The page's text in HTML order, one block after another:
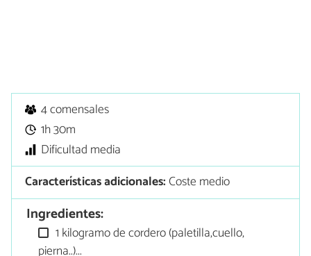
4 comensales
1h 30m
Dificultad media
Características adicionales:Coste medio
Ingredientes:
1 kilogramo de cordero (paletilla,cuello,
pierna..)...